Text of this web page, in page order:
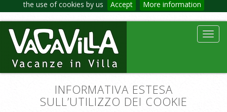
the use of cookies by us Accept More information
INFORMATIVA ESTESA
SULL’UTILIZZO DEI COOKIE